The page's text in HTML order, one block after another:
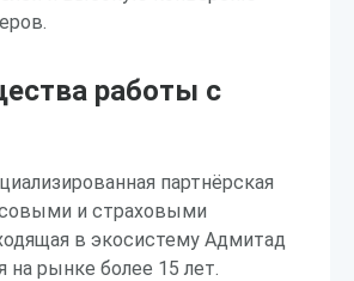
работы с
партнёрская
и страховыми
в экосистему Адмитад
на рынке более 15 лет.